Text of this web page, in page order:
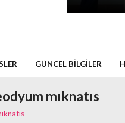
GÜNCEL BILGILER
mıknatıs